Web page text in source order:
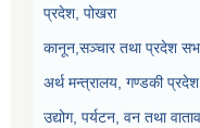
प्रदेश, पोखरा
कानून,सञ्चार तथा प्रदेश
अर्थ मन्त्रालय, गण्डकी
उद्योग, पर्यटन, वन तथा